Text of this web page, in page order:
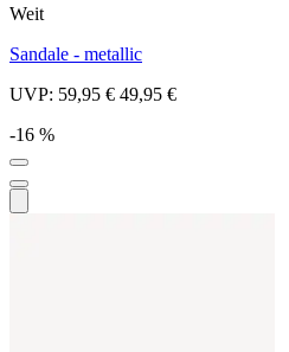
Weit
Sandale - metallic
UVP: 59,95 € 49,95 €
-16 %